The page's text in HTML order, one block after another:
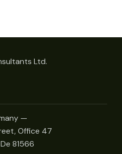
—
Office 47
81566